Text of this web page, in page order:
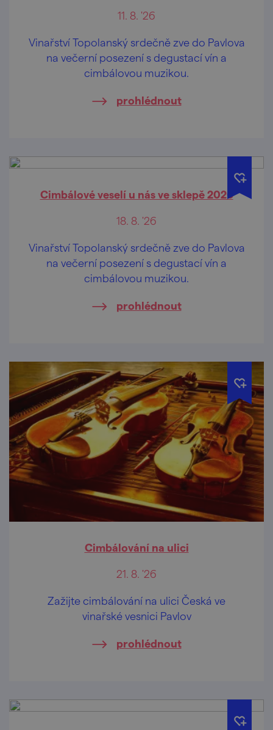
11. 8. '26
Vinařství Topolanský srdečně zve do Pavlova
na večerní posezení s degustací vín a
cimbálovou muzikou.
prohlédnout
Cimbálové veselí u nás ve sklepě 2026
18. 8. '26
Vinařství Topolanský srdečně zve do Pavlova
na večerní posezení s degustací vín a
cimbálovou muzikou.
prohlédnout
Cimbálování na ulici
21. 8. '26
Zažijte cimbálování na ulici Česká ve
vinařské vesnici Pavlov
prohlédnout